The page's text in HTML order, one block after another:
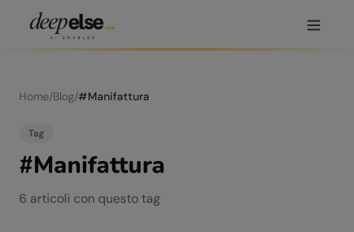
Home/Blog/#Manifattura
Tag
#Manifattura
6 articoli con questo tag